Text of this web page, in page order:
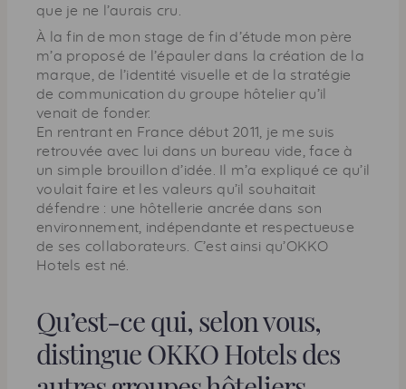
que je ne l’aurais cru.
À la fin de mon stage de fin d’étude mon père
m’a proposé de l’épauler dans la création de la
marque, de l’identité visuelle et de la stratégie
de communication du groupe hôtelier qu’il
venait de fonder.
En rentrant en France début 2011, je me suis
retrouvée avec lui dans un bureau vide, face à
un simple brouillon d’idée. Il m’a expliqué ce qu’il
voulait faire et les valeurs qu’il souhaitait
défendre : une hôtellerie ancrée dans son
environnement, indépendante et respectueuse
de ses collaborateurs. C’est ainsi qu’OKKO
Hotels est né.
Qu’est-ce qui, selon vous,
distingue OKKO Hotels des